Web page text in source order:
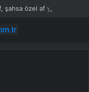
şahsa özel af yok